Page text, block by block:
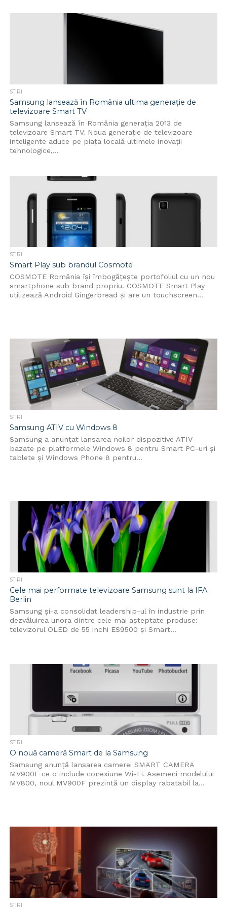
STIRI
Samsung lansează în România ultima generație de
televizoare Smart TV
Samsung lansează în România generația 2013 de
televizoare Smart TV. Noua generație de televizoare
inteligente aduce pe piața locală ultimele inovații
tehnologice,...
STIRI
Smart Play sub brandul Cosmote
COSMOTE România îşi îmbogăţeşte portofoliul cu un nou
smartphone sub brand propriu. COSMOTE Smart Play
utilizează Android Gingerbread şi are un touchscreen...
STIRI
Samsung ATIV cu Windows 8
Samsung a anunțat lansarea noilor dispozitive ATIV
bazate pe platformele Windows 8 pentru Smart PC-uri și
tablete și Windows Phone 8 pentru...
STIRI
Cele mai performate televizoare Samsung sunt la IFA
Berlin
Samsung și-a consolidat leadership-ul în industrie prin
dezvăluirea unora dintre cele mai așteptate produse:
televizorul OLED de 55 inchi ES9500 și Smart...
STIRI
O nouă cameră Smart de la Samsung
Samsung anunţă lansarea camerei SMART CAMERA
MV900F ce o include conexiune Wi-Fi. Asemeni modelului
MV800, noul MV900F prezintă un display rabatabil la...
STIRI